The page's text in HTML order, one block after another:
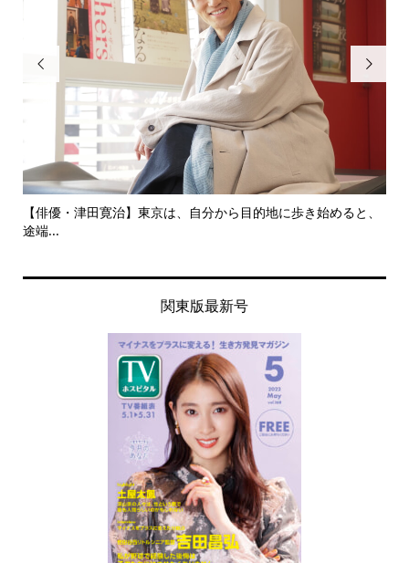

【俳優・津田寛治】東京は、自分から目的地に歩き始めると、
途端...

関東版最新号